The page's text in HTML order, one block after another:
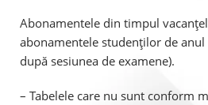
Abonamentele din timpul
abonamentele studenților de anul
după sesiunea de examene).
– Tabelele care nu sunt conform